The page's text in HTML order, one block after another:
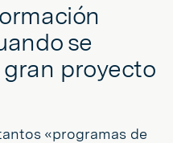
se
proyecto
«programas de